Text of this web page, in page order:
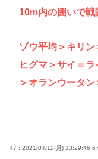
10m内の囲いで戦
ゾウ平均＞キリ
ヒグマ＞サイ＝
＞オランウータ
47 : 2021/04/12(月) 13:29:46.67